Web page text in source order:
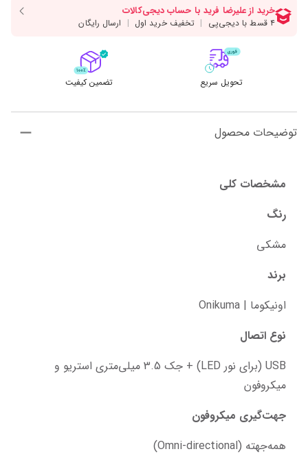
تحویل سریع تضمین کیفیت
توضیحات محصول
مشخصات کلی
رنگ
مشکی
برند
اونیکوما | Onikuma
نوع اتصال
میکروفون
جهت‌گیری میکروفون
همه‌جهته (Omni-directional)